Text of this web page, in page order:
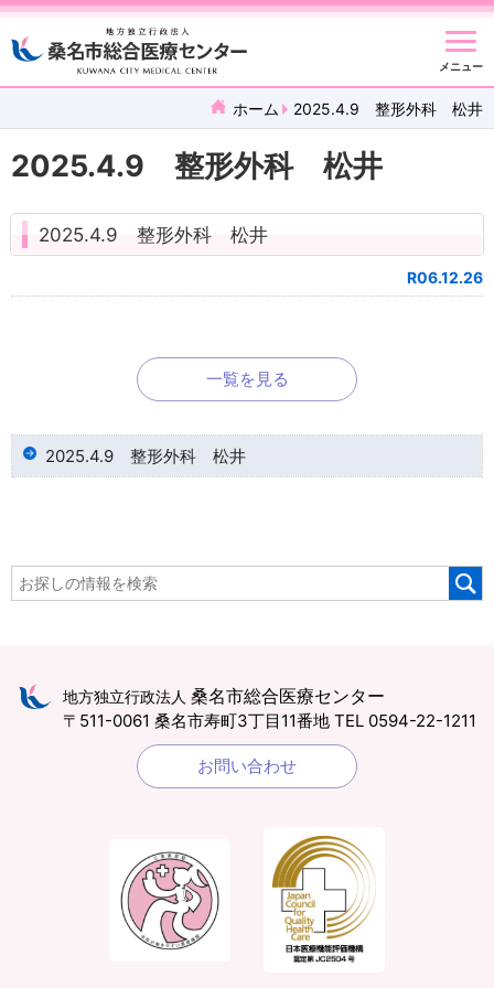
メニュー
ホーム 2025.4.9 整形外科 松井
2025.4.9 整形外科 松井
2025.4.9 整形外科 松井
R06.12.26
一覧を見る
2025.4.9 整形外科 松井
地方独立行政法人 桑名市総合医療センター
〒511-0061 桑名市寿町3丁目11番地 TEL 0594-22-1211
お問い合わせ